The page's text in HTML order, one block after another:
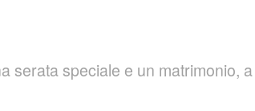
speciale e un matrimonio,